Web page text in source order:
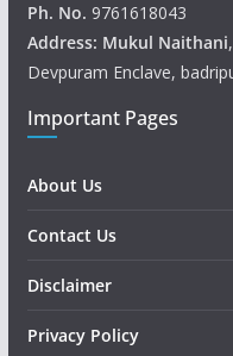
Ph. No. 9761618043
Address: Mukul Naithani
Devpuram Enclave,
Important Pages
About Us
Contact Us
Disclaimer
Privacy Policy